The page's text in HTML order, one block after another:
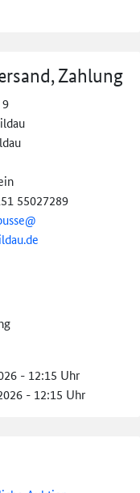
Zahlung
55027289
- 12:15 Uhr
- 12:15 Uhr